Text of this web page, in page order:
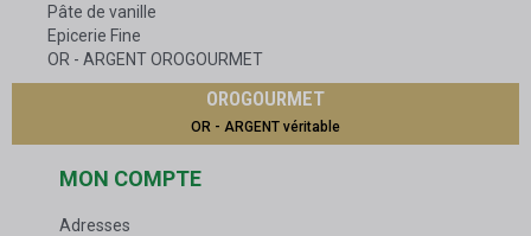
Pâte de vanille
Epicerie Fine
OR - ARGENT OROGOURMET
OROGOURMET
OR - ARGENT véritable
MON COMPTE
Adresses